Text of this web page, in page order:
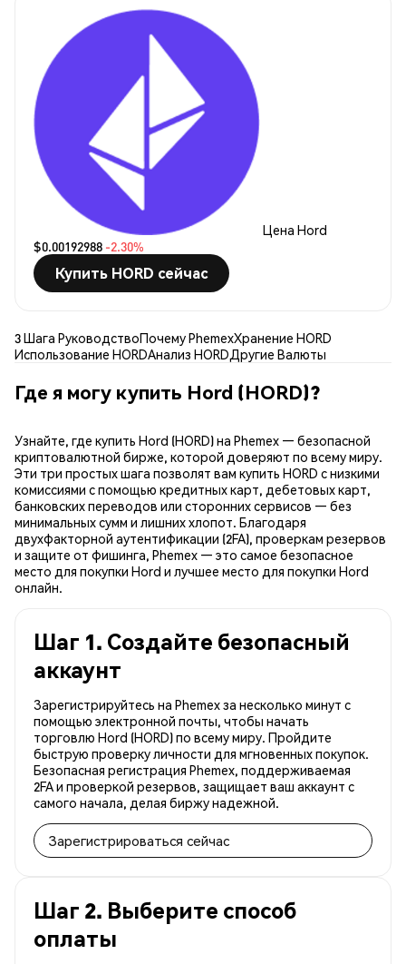
Цена Hord
$0.00192988 -2.30%
Купить HORD сейчас
3 Шага РуководствоПочему PhemexХранение HORD
Использование HORDАнализ HORDДругие Валюты
Где я могу купить Hord (HORD)?
Узнайте, где купить Hord (HORD) на Phemex — безопасной
криптовалютной бирже, которой доверяют по всему миру.
Эти три простых шага позволят вам купить HORD с низкими
комиссиями с помощью кредитных карт, дебетовых карт,
банковских переводов или сторонних сервисов — без
минимальных сумм и лишних хлопот. Благодаря
двухфакторной аутентификации (2FA), проверкам резервов
и защите от фишинга, Phemex — это самое безопасное
место для покупки Hord и лучшее место для покупки Hord
онлайн.
Шаг 1. Создайте безопасный
аккаунт
Зарегистрируйтесь на Phemex за несколько минут с
помощью электронной почты, чтобы начать
торговлю Hord (HORD) по всему миру. Пройдите
быструю проверку личности для мгновенных покупок.
Безопасная регистрация Phemex, поддерживаемая
2FA и проверкой резервов, защищает ваш аккаунт с
самого начала, делая биржу надежной.
Зарегистрироваться сейчас
Шаг 2. Выберите способ
оплаты